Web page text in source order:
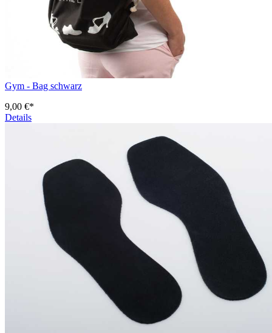
Gym - Bag schwarz
9,00 €*
Details